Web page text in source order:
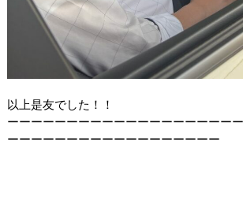
以上是友でした！！
ーーーーーーーーーーーーーーーーーーー
ーーーーーーーーーーーーーーーーーー